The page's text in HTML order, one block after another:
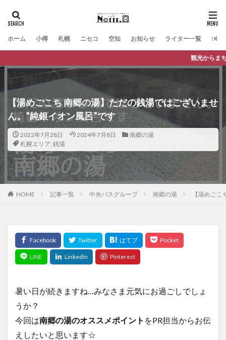
ホーム 小樽 札幌 ニセコ 空知 お知らせ ライター一覧
観光からまち歩きまで、バスに乗ってお
【湯めごこち 南郷の湯】ただの銭湯ではございませ
ん。”純銀イオン風呂”です
2022年7月28日 2024年7月8日
南郷の湯
札幌エリア, 銭湯
HOME 記事一覧 中央バスグループ 南郷の湯 【湯めご
暑い日が続きますね…みなさま元気にお過ごしでしょ
うか？
今回は南郷の湯のオススメポイント をPR担当からお伝
えしたいと思います☆